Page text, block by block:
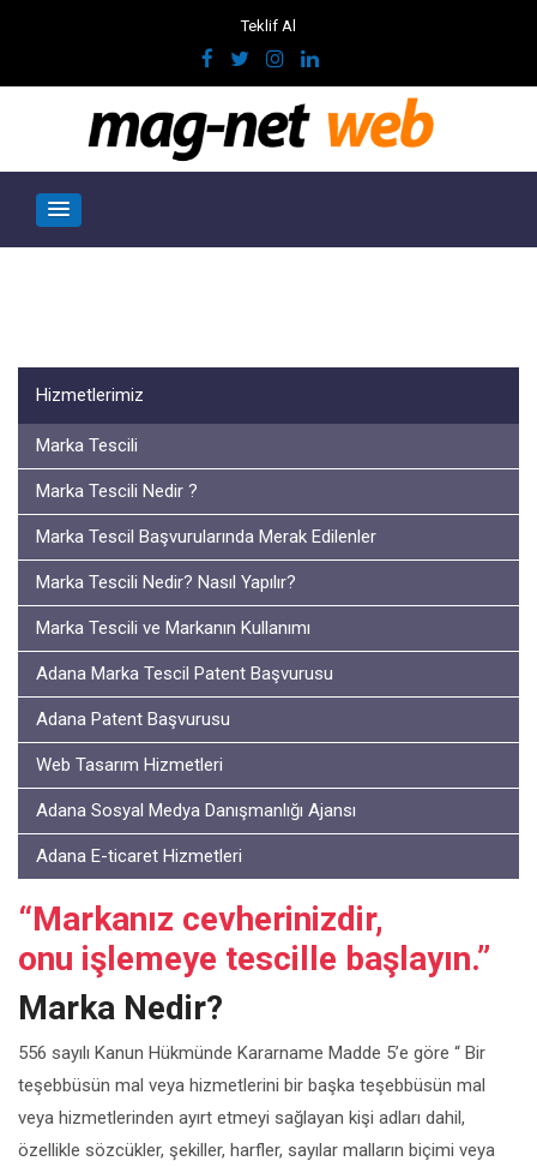
Teklif Al
Hizmetlerimiz
Marka Tescili
Marka Tescili Nedir ?
Marka Tescil Başvurularında Merak Edilenler
Marka Tescili Nedir? Nasıl Yapılır?
Marka Tescili ve Markanın Kullanımı
Adana Marka Tescil Patent Başvurusu
Adana Patent Başvurusu
Web Tasarım Hizmetleri
Adana Sosyal Medya Danışmanlığı Ajansı
Adana E-ticaret Hizmetleri
“Markanız cevherinizdir,
onu işlemeye tescille başlayın.”
Marka Nedir?
556 sayılı Kanun Hükmünde Kararname Madde 5’e göre “ Bir
teşebbüsün mal veya hizmetlerini bir başka teşebbüsün mal
veya hizmetlerinden ayırt etmeyi sağlayan kişi adları dahil,
özellikle sözcükler, şekiller, harfler, sayılar malların biçimi veya